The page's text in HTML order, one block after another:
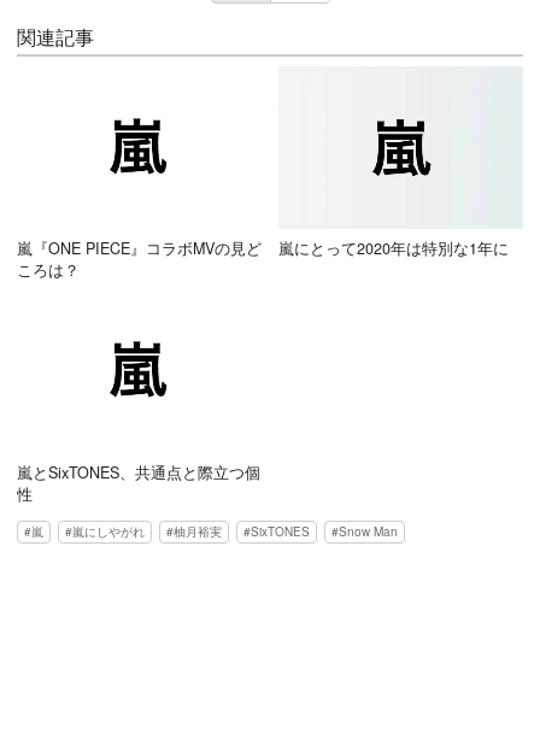
関連記事
嵐『ONE PIECE』コラボMVの見ど
ころは？
嵐にとって2020年は特別な1年に
嵐とSixTONES、共通点と際立つ個
性
嵐 嵐にしやがれ 柚月裕実 SixTONES Snow Man